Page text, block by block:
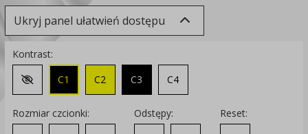
Ukryj panel ułatwień dostępu
Kontrast:
Zmień kontrast na domyślny
C1 C2 C3 C4
Rozmiar czcionki:
Odstępy: Reset: